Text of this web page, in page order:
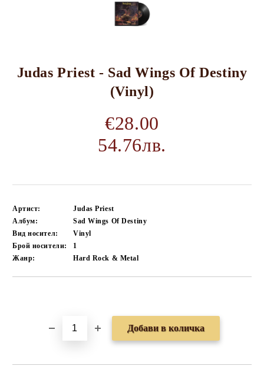
Judas Priest - Sad Wings Of Destiny
(Vinyl)
€28.00
54.76лв.
Артист:
Judas Priest
Албум:
Sad Wings Of Destiny
Вид носител:
Vinyl
Брой носители:
1
Жанр:
Hard Rock & Metal